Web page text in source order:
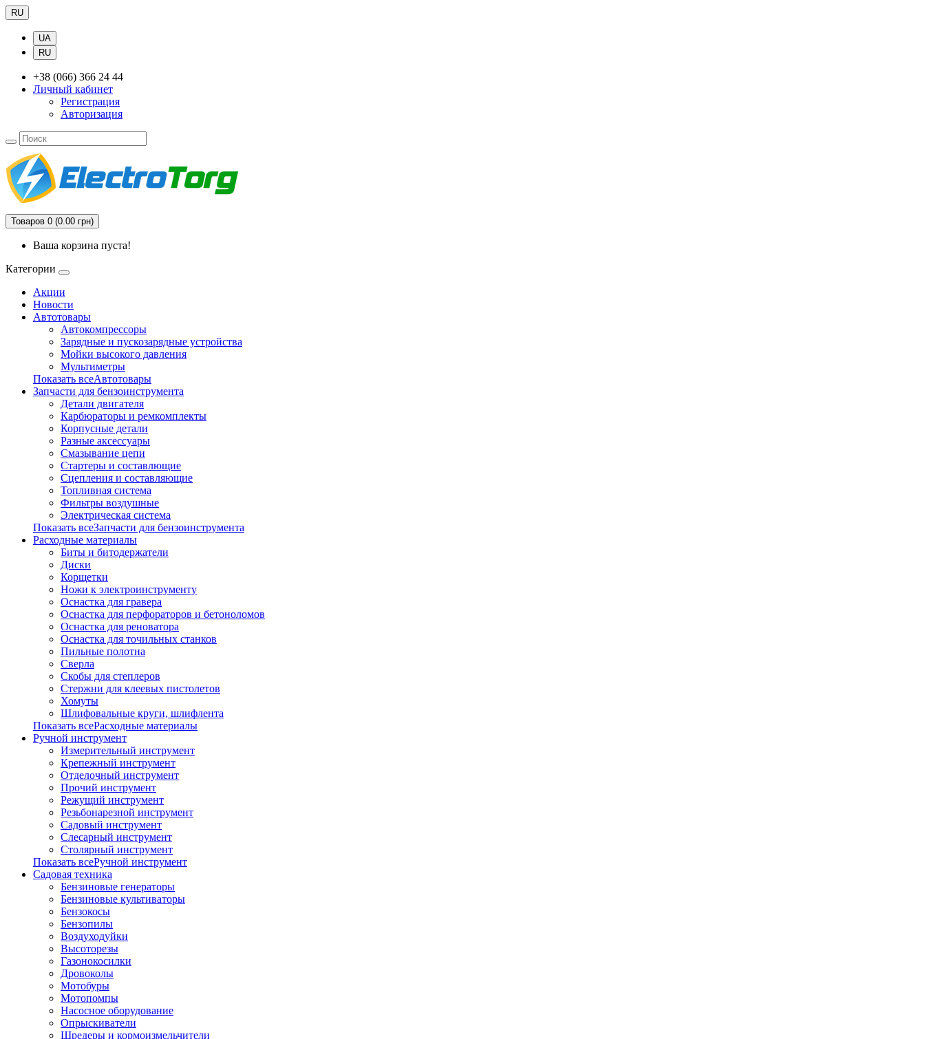
RU
UA
RU
+38 (066) 366 24 44
Личный кабинет
Регистрация
Авторизация
Товаров 0 (0.00 грн)
Ваша корзина пуста!
Категории
Акции
Новости
Автотовары
Автокомпрессоры
Зарядные и пускозарядные устройства
Мойки высокого давления
Мультиметры
Показать всеАвтотовары
Запчасти для бензоинструмента
Детали двигателя
Карбюраторы и ремкомплекты
Корпусные детали
Разные аксессуары
Смазывание цепи
Стартеры и составлющие
Сцепления и составляющие
Топливная система
Фильтры воздушные
Электрическая система
Показать всеЗапчасти для бензоинструмента
Расходные материалы
Биты и битодержатели
Диски
Корщетки
Ножи к электроинструменту
Оснастка для гравера
Оснастка для перфораторов и бетоноломов
Оснастка для реноватора
Оснастка для точильных станков
Пильные полотна
Сверла
Скобы для степлеров
Стержни для клеевых пистолетов
Хомуты
Шлифовальные круги, шлифлента
Показать всеРасходные материалы
Ручной инструмент
Измерительный инструмент
Крепежный инструмент
Отделочный инструмент
Прочий инструмент
Режущий инструмент
Резьбонарезной инструмент
Садовый инструмент
Слесарный инструмент
Столярный инструмент
Показать всеРучной инструмент
Садовая техника
Бензиновые генераторы
Бензиновые культиваторы
Бензокосы
Бензопилы
Воздуходуйки
Высоторезы
Газонокосилки
Дровоколы
Мотобуры
Мотопомпы
Насосное оборудование
Опрыскиватели
Шредеры и кормоизмельчители